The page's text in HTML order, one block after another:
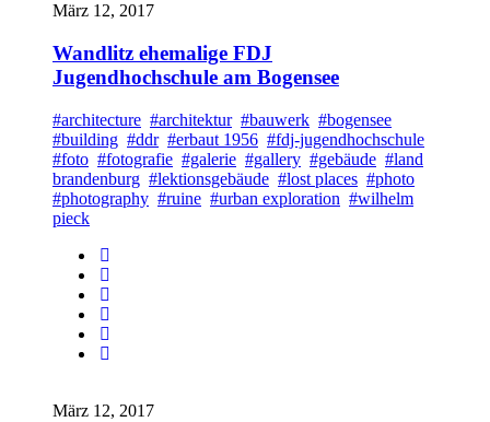
März 12, 2017
Wandlitz ehemalige FDJ
Jugendhochschule am Bogensee
#architecture #architektur #bauwerk #bogensee
#building #ddr #erbaut 1956 #fdj-jugendhochschule
#foto #fotografie #galerie #gallery #gebäude #land
brandenburg #lektionsgebäude #lost places #photo
#photography #ruine #urban exploration #wilhelm
pieck
März 12, 2017